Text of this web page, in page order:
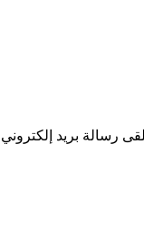
رسالة بريد